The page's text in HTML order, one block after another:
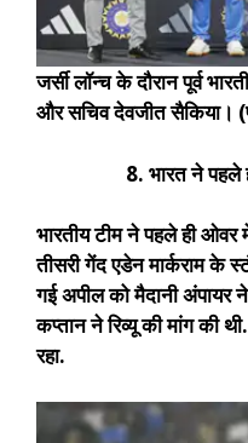
जर्सी लॉन्च के दौरान पूर्व
और सचिव देवजीत सैकिया।
8. भारत ने पहले
भारतीय टीम ने पहले ही ओवर
तीसरी गेंद एडेन मार्कराम के
गई अपील को मैदानी अंपायर
कप्तान ने रिव्यू की मांग की
रहा.